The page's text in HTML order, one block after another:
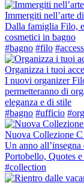
Immergiti nell’arte
Dalla famiglia Filo,
cosmetici in bagno
#bagno #filo
Organizza i tuoi
I nuovi organizer
permetteranno di
eleganza e di stile
#bagno #ufficio
Nuova Collezione
Un anno
Portobello, Quotes
#collection